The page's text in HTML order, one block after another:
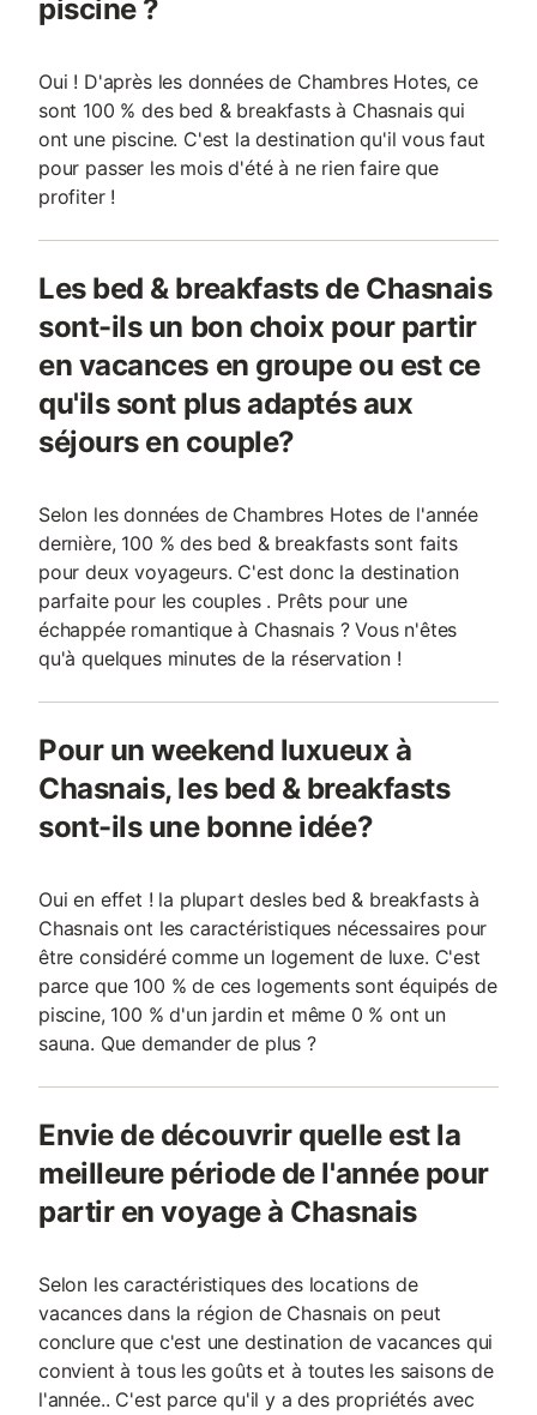
piscine ?
Oui ! D'après les données de Chambres Hotes, ce
sont 100 % des bed & breakfasts à Chasnais qui
ont une piscine. C'est la destination qu'il vous faut
pour passer les mois d'été à ne rien faire que
profiter !
Les bed & breakfasts de Chasnais
sont-ils un bon choix pour partir
en vacances en groupe ou est ce
qu'ils sont plus adaptés aux
séjours en couple?
Selon les données de Chambres Hotes de l'année
dernière, 100 % des bed & breakfasts sont faits
pour deux voyageurs. C'est donc la destination
parfaite pour les couples . Prêts pour une
échappée romantique à Chasnais ? Vous n'êtes
qu'à quelques minutes de la réservation !
Pour un weekend luxueux à
Chasnais, les bed & breakfasts
sont-ils une bonne idée?
Oui en effet ! la plupart desles bed & breakfasts à
Chasnais ont les caractéristiques nécessaires pour
être considéré comme un logement de luxe. C'est
parce que 100 % de ces logements sont équipés de
piscine, 100 % d'un jardin et même 0 % ont un
sauna. Que demander de plus ?
Envie de découvrir quelle est la
meilleure période de l'année pour
partir en voyage à Chasnais
Selon les caractéristiques des locations de
vacances dans la région de Chasnais on peut
conclure que c'est une destination de vacances qui
convient à tous les goûts et à toutes les saisons de
l'année.. C'est parce qu'il y a des propriétés avec